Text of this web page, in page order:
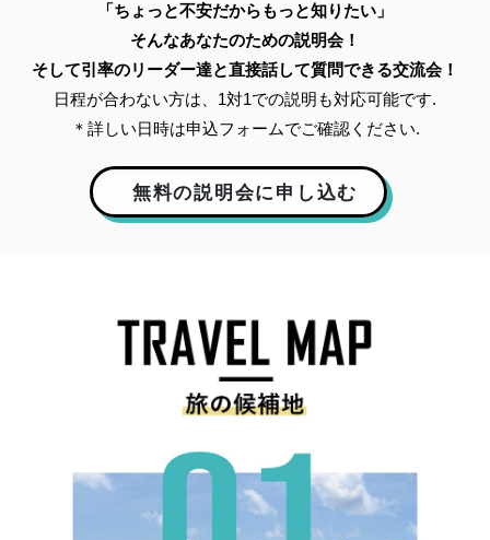
「ちょっと不安だからもっと知りたい」
そんなあなたのための説明会！
そして引率のリーダー達と直接話して質問できる交流会！
日程が合わない方は、1対1での説明も対応可能です.
＊詳しい日時は申込フォームでご確認ください.
無料の説明会に申し込む